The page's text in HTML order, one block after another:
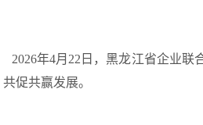
2026年4月22日，黑龙江省企业联
促共赢发展。